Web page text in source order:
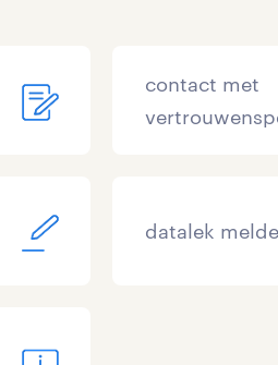
contact met
datalek